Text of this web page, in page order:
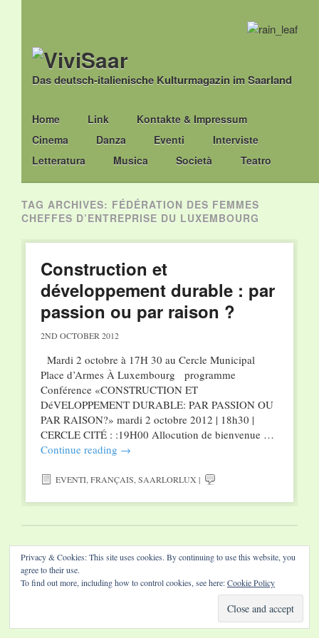
Das deutsch-italienische Kulturmagazin im Saarland
Main menu
Skip
to
content
Home Link
Kontakte & Impressum
Cinema
Danza Eventi
Interviste
Letteratura
Musica Società Teatro
TAG ARCHIVES: FÉDÉRATION DES FEMMES
CHEFFES D’ENTREPRISE DU LUXEMBOURG
Construction et
développement durable : par
passion ou par raison ?
2ND OCTOBER 2012
Mardi 2 octobre à 17H 30 au Cercle Municipal
Place d’Armes À Luxembourg programme
Conférence «CONSTRUCTION ET
DéVELOPPEMENT DURABLE: PAR PASSION OU
PAR RAISON?» mardi 2 octobre 2012 | 18h30 |
CERCLE CITÉ : :19H00 Allocution de bienvenue …
Continue reading →
EVENTI,FRANÇAIS,SAARLORLUX |
Website by Diamond Visions
Privacy & Cookies: This site uses cookies. By continuing to use this website, you
agree to their use.
To find out more, including how to control cookies, see here:Cookie Policy